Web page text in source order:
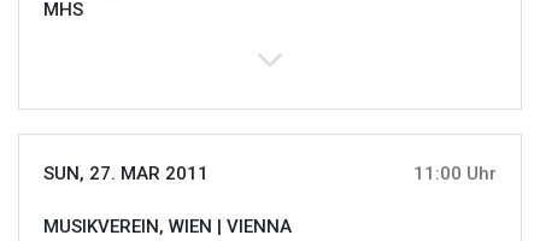
MHS
SUN, 27. MAR 2011 11:00 Uhr
MUSIKVEREIN, WIEN | VIENNA